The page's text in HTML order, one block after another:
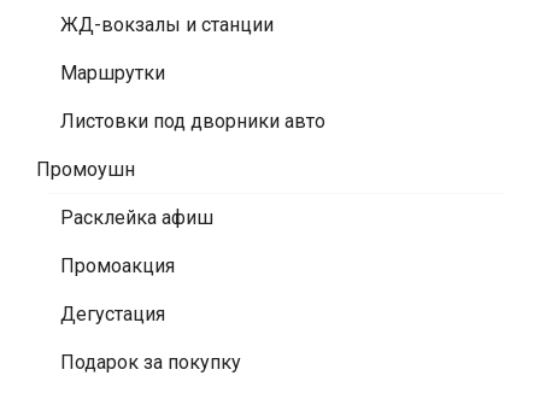
ЖД-вокзалы и станции
Маршрутки
Листовки под дворники авто
Промоушн
Расклейка афиш
Промоакция
Дегустация
Подарок за покупку